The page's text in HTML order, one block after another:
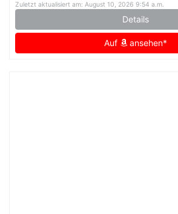
Zuletzt aktualisiert am: August 10, 2026 9:54 a.m.
Details
Auf ansehen*